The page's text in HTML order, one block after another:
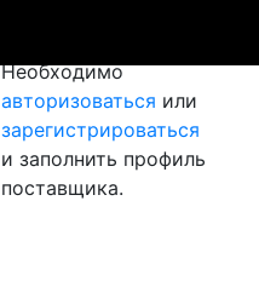
Необходимо
авторизоваться или
зарегистрироваться
и заполнить профиль
поставщика.